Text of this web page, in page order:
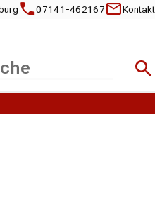
07141-462167 Kontakt